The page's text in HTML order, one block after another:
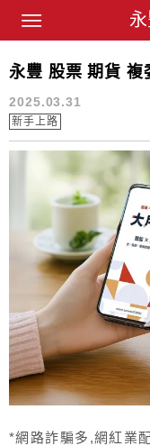
永豐業
Main Menu
股票期貨雙
永豐 股票 期貨 複
2025.03.31
新手上路
*網路詐騙多,網紅業